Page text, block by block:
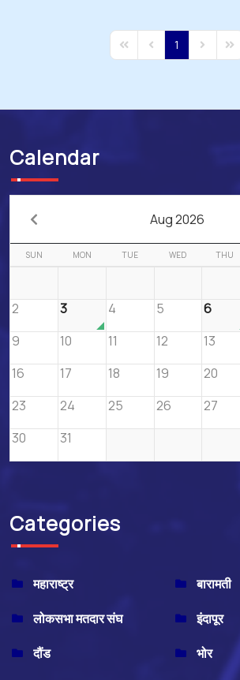
First PagePrevious Page
1 Next
Calendar
Aug 2026
SUN MON TUE WED THU
2
3 4 5 6
9
10 11 12 13
16
17 18 19 20
23
24 25 26 27
30
31
Categories
महाराष्ट्र
बारामती
लोकसभा मतदार संघ
इंदापूर
दौंड
भोर